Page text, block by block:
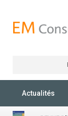
Actualités